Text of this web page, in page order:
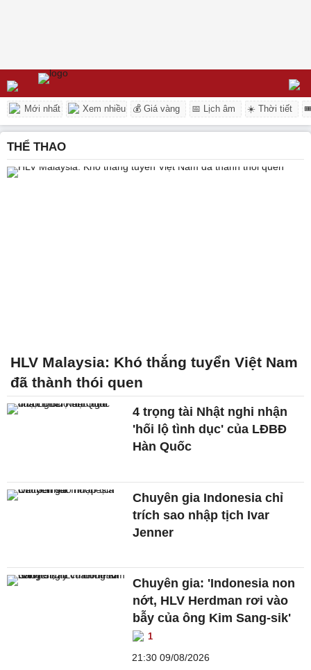
Mới nhất Xem nhiều 💰 Giá vàng 📅 Lịch âm ☀️ Thời tiết
THỂ THAO
HLV Malaysia: Khó thắng tuyển Việt Nam
đã thành thói quen
4 trọng tài Nhật nghi nhận
'hối lộ tình dục' của LĐBĐ
Hàn Quốc
Chuyên gia Indonesia chỉ
trích sao nhập tịch Ivar
Jenner
Chuyên gia: 'Indonesia non
nớt, HLV Herdman rơi vào
bẫy của ông Kim Sang-sik'
1
21:30 09/08/2026